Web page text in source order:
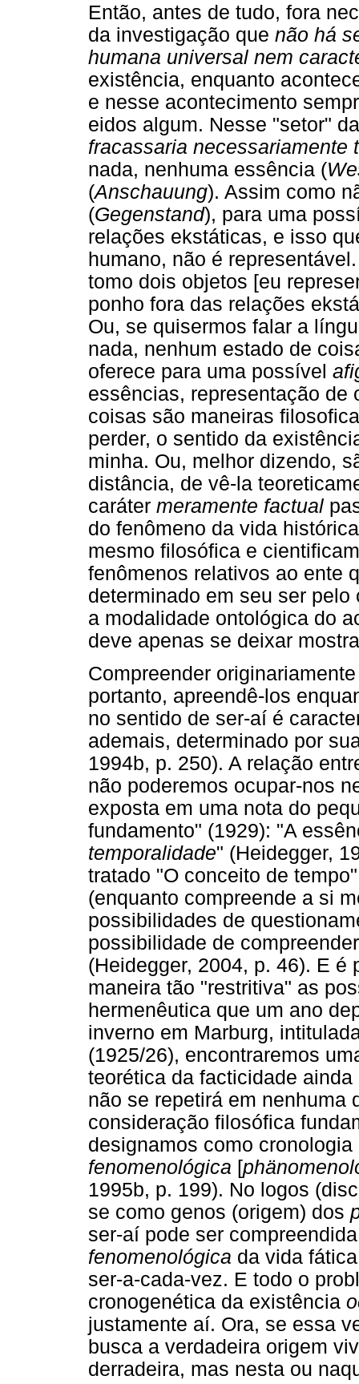
Então, antes de tudo, fora
da investigação que não há
humana universal nem
existência, enquanto
e nesse acontecimento
eidos algum. Nesse "setor"
fracassaria necessariamente
nada, nenhuma essência (
(Anschauung). Assim como
(Gegenstand), para uma
relações ekstáticas, e isso
humano, não é
tomo dois objetos [eu
ponho fora das relações
Ou, se quisermos falar a
nada, nenhum estado de
oferece para uma possível
essências, representação de
coisas são maneiras
perder, o sentido da
minha. Ou, melhor dizendo,
distância, de vê-la
caráter meramente factual
do fenômeno da vida
mesmo filosófica e
fenômenos relativos ao ente
determinado em seu ser
a modalidade ontológica do
deve apenas se deixar
Compreender
portanto, apreendê-los
no sentido de ser-aí é
ademais, determinado por
1994b, p. 250). A relação
não poderemos ocupar-nos
exposta em uma nota do
fundamento" (1929): "A
temporalidade" (Heidegger,
tratado "O conceito de
(enquanto compreende a si
possibilidades de
possibilidade de
(Heidegger, 2004, p. 46). E
maneira tão "restritiva" as
hermenêutica que um ano
inverno em Marburg,
(1925/26), encontraremos
teorética da facticidade
não se repetirá em nenhuma
consideração filosófica
designamos como
fenomenológica [
1995b, p. 199). No logos
se como genos (origem) dos
ser-aí pode ser
fenomenológica da vida
ser-a-cada-vez. E todo o
cronogenética da existência
justamente aí. Ora, se essa
busca a verdadeira origem
derradeira, mas nesta ou